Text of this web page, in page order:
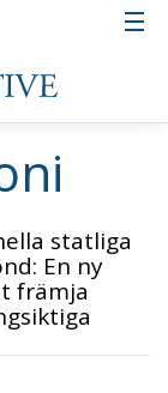
statliga
En ny
främja